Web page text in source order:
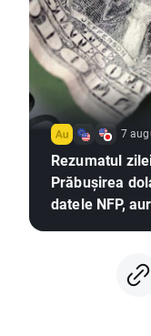
7
Rezumatul
Prăbușirea
datele NFP,